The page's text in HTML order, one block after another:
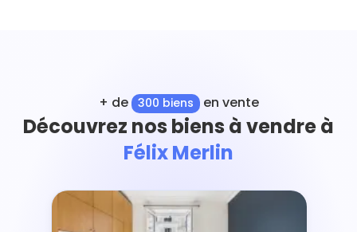
+ de 300 biens en vente
Découvrez nos biens à vendre à
Félix Merlin